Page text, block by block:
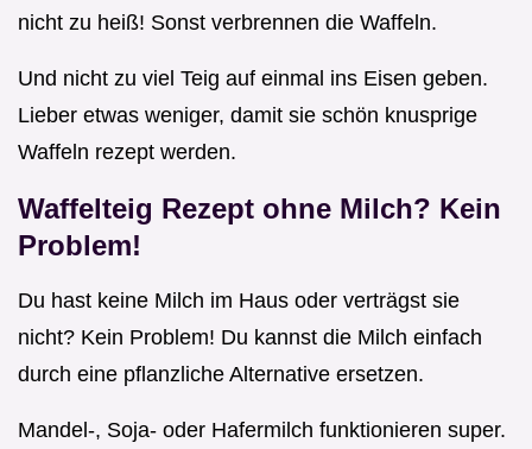
nicht zu heiß! Sonst verbrennen die Waffeln.
Und nicht zu viel Teig auf einmal ins Eisen geben.
Lieber etwas weniger, damit sie schön knusprige
Waffeln rezept werden.
Waffelteig Rezept ohne Milch? Kein
Problem!
Du hast keine Milch im Haus oder verträgst sie
nicht? Kein Problem! Du kannst die Milch einfach
durch eine pflanzliche Alternative ersetzen.
Mandel-, Soja- oder Hafermilch funktionieren super.